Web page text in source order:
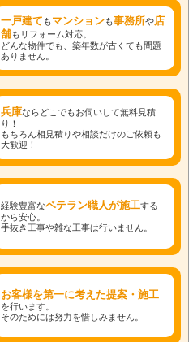
一戸建て もマンションも事務所や店
舗もリフォーム対応。
どんな物件でも、築年数が古くても問題
ありません。
兵庫ならどこでもお伺いして無料見積
り！
もちろん相見積りや相談だけのご依頼も
大歓迎！
経験豊富なベテラン職人が施工する
から安心。
手抜き工事や雑な工事は行いません。
お客様を第一に考えた提案・施工
を行います。
そのためには努力を惜しみません。